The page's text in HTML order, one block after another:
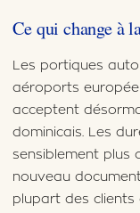
Ce qui change à
Les portiques
aéroports
acceptent
dominicais. Les
sensiblement plus
nouveau
plupart des clients